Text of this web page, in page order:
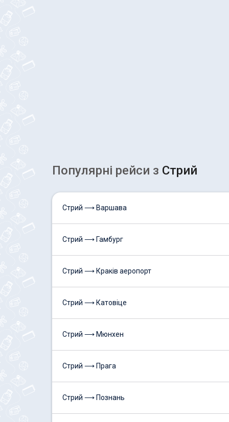
Популярні рейcи з Стрий
Стрий ⟶ Варшава
Стрий ⟶ Гамбург
Стрий ⟶ Краків аеропорт
Стрий ⟶ Катовіце
Стрий ⟶ Мюнхен
Стрий ⟶ Прага
Стрий ⟶ Познань